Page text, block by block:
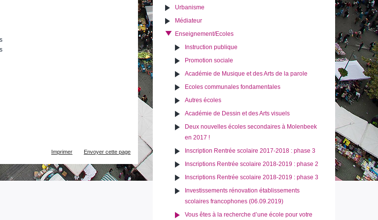
le
document
Imprimer Envoyer cette page
Urbanisme
Médiateur
Enseignement/Ecoles
Instruction publique
Promotion sociale
Académie de Musique et des Arts de la parole
Ecoles communales fondamentales
Autres écoles
Académie de Dessin et des Arts visuels
Deux nouvelles écoles secondaires à Molenbeek
en 2017 !
Inscription Rentrée scolaire 2017-2018 : phase 3
Inscriptions Rentrée scolaire 2018-2019 : phase 2
Inscriptions Rentrée scolaire 2018-2019 : phase 3
Investissements rénovation établissements
scolaires francophones (06.09.2019)
Vous êtes à la recherche d’une école pour votre